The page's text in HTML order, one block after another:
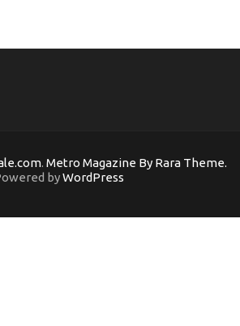
. Metro Magazine By Rara Theme.
byWordPress